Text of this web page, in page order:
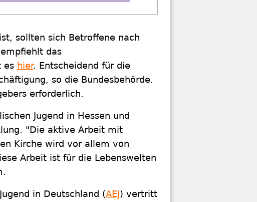
sollten sich Betroffene nach
das
es hier. Entscheidend für die
so die Bundesbehörde.
erforderlich.
Jugend in Hessen und
"Die aktive Arbeit mit
Kirche wird vor allem von
Arbeit ist für die Lebenswelten
in Deutschland (AEJ) vertritt